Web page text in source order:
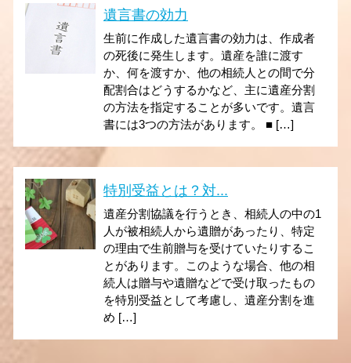
遺言書の効力
生前に作成した遺言書の効力は、作成者
の死後に発生します。遺産を誰に渡す
か、何を渡すか、他の相続人との間で分
配割合はどうするかなど、主に遺産分割
の方法を指定することが多いです。遺言
書には3つの方法があります。 ■ […]
特別受益とは？対...
遺産分割協議を行うとき、相続人の中の1
人が被相続人から遺贈があったり、特定
の理由で生前贈与を受けていたりするこ
とがあります。このような場合、他の相
続人は贈与や遺贈などで受け取ったもの
を特別受益として考慮し、遺産分割を進
め […]